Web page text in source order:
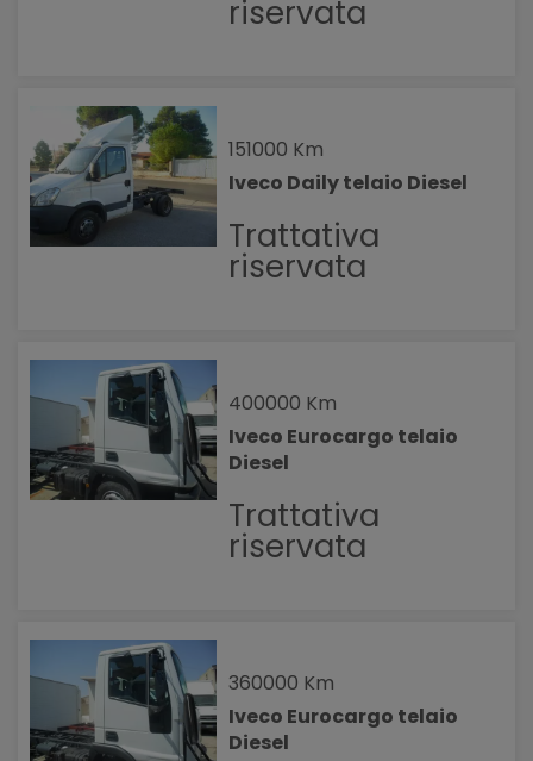
riservata
151000 Km
Iveco Daily telaio Diesel
Trattativa
riservata
400000 Km
Iveco Eurocargo telaio
Diesel
Trattativa
riservata
360000 Km
Iveco Eurocargo telaio
Diesel